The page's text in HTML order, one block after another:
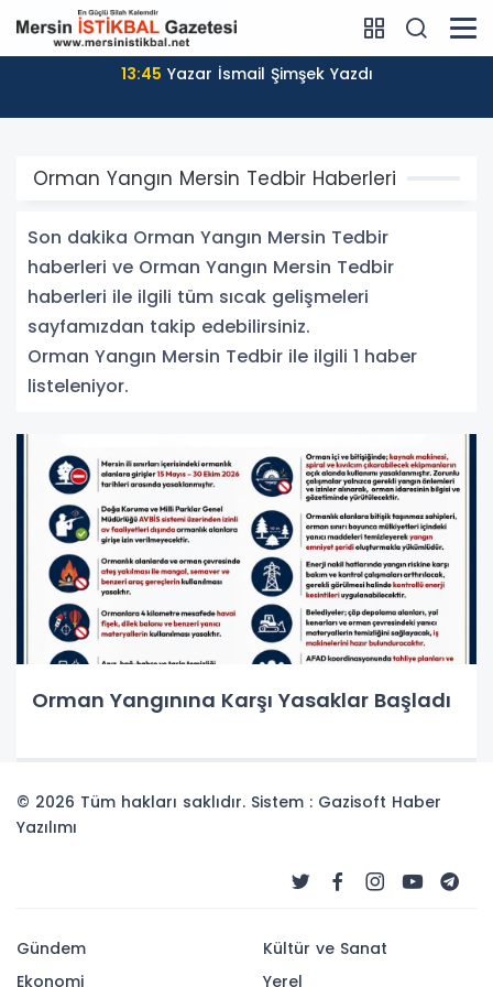
13:45 Yazar İsmail Şimşek Yazdı
Orman Yangın Mersin Tedbir Haberleri
Son dakika Orman Yangın Mersin Tedbir
haberleri ve Orman Yangın Mersin Tedbir
haberleri ile ilgili tüm sıcak gelişmeleri
sayfamızdan takip edebilirsiniz.
Orman Yangın Mersin Tedbir ile ilgili 1 haber
listeleniyor.
Orman Yangınına Karşı Yasaklar Başladı
© 2026 Tüm hakları saklıdır. Sistem : Gazisoft Haber
Yazılımı
Gündem
Ekonomi
Kültür ve Sanat
Yerel